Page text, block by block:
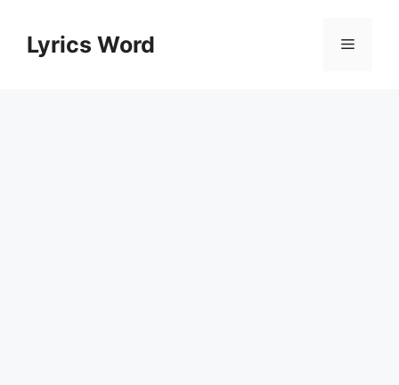
contentLyrics Word Menu